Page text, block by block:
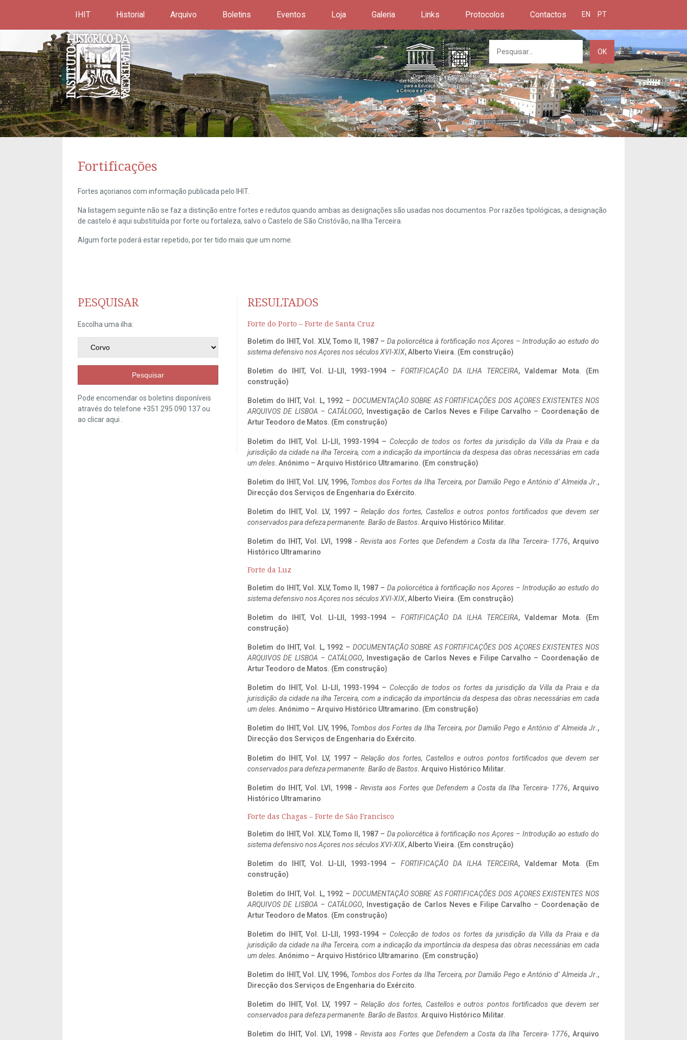
IHIT Historial Arquivo Boletins Eventos Loja Galeria Links Protocolos Contactos EN PT
OK
Fortificações
Fortes açorianos com informação publicada pelo IHIT.
Na listagem seguinte não se faz a distinção entre fortes e redutos quando ambas as designações são usadas nos documentos. Por razões tipológicas, a designação
de castelo é aqui substituída por forte ou fortaleza, salvo o Castelo de São Cristóvão, na Ilha Terceira.
Algum forte poderá estar repetido, por ter tido mais que um nome.
PESQUISAR
Escolha uma ilha:
Pesquisar
Pode encomendar os boletins disponíveis
através do telefone +351 295 090 137 ou
ao clicaraqui
RESULTADOS
Forte do Porto – Forte de Santa Cruz
Boletim do IHIT, Vol. XLV, Tomo II, 1987 – Da poliorcética à fortificação nos Açores – Introdução ao estudo do
sistema defensivo nos Açores nos séculos XVI-XIX, Alberto Vieira. (Em construção)
Boletim do IHIT, Vol. LI-LII, 1993-1994 – FORTIFICAÇÃO DA ILHA TERCEIRA, Valdemar Mota. (Em
construção)
Boletim do IHIT, Vol. L, 1992 – DOCUMENTAÇÃO SOBRE AS FORTIFICAÇÕES DOS AÇORES EXISTENTES NOS
ARQUIVOS DE LISBOA – CATÁLOGO, Investigação de Carlos Neves e Filipe Carvalho – Coordenação de
Artur Teodoro de Matos. (Em construção)
Boletim do IHIT, Vol. LI-LII, 1993-1994 – Colecção de todos os fortes da jurisdição da Villa da Praia e da
jurisdição da cidade na ilha Terceira, com a indicação da importância da despesa das obras necessárias em cada
um deles. Anónimo – Arquivo Histórico Ultramarino. (Em construção)
Boletim do IHIT, Vol. LIV, 1996, Tombos dos Fortes da Ilha Terceira, por Damião Pego e António d’ Almeida Jr.,
Direcção dos Serviços de Engenharia do Exército.
Boletim do IHIT, Vol. LV, 1997 – Relação dos fortes, Castellos e outros pontos fortificados que devem ser
conservados para defeza permanente. Barão de Bastos. Arquivo Histórico Militar.
Boletim do IHIT, Vol. LVI, 1998 - Revista aos Fortes que Defendem a Costa da Ilha Terceira- 1776, Arquivo
Histórico Ultramarino
Forte da Luz
Boletim do IHIT, Vol. XLV, Tomo II, 1987 – Da poliorcética à fortificação nos Açores – Introdução ao estudo do
sistema defensivo nos Açores nos séculos XVI-XIX, Alberto Vieira. (Em construção)
Boletim do IHIT, Vol. LI-LII, 1993-1994 – FORTIFICAÇÃO DA ILHA TERCEIRA, Valdemar Mota. (Em
construção)
Boletim do IHIT, Vol. L, 1992 – DOCUMENTAÇÃO SOBRE AS FORTIFICAÇÕES DOS AÇORES EXISTENTES NOS
ARQUIVOS DE LISBOA – CATÁLOGO, Investigação de Carlos Neves e Filipe Carvalho – Coordenação de
Artur Teodoro de Matos. (Em construção)
Boletim do IHIT, Vol. LI-LII, 1993-1994 – Colecção de todos os fortes da jurisdição da Villa da Praia e da
jurisdição da cidade na ilha Terceira, com a indicação da importância da despesa das obras necessárias em cada
um deles. Anónimo – Arquivo Histórico Ultramarino. (Em construção)
Boletim do IHIT, Vol. LIV, 1996, Tombos dos Fortes da Ilha Terceira, por Damião Pego e António d’ Almeida Jr.,
Direcção dos Serviços de Engenharia do Exército.
Boletim do IHIT, Vol. LV, 1997 – Relação dos fortes, Castellos e outros pontos fortificados que devem ser
conservados para defeza permanente. Barão de Bastos. Arquivo Histórico Militar.
Boletim do IHIT, Vol. LVI, 1998 - Revista aos Fortes que Defendem a Costa da Ilha Terceira- 1776, Arquivo
Histórico Ultramarino
Forte das Chagas – Forte de São Francisco
Boletim do IHIT, Vol. XLV, Tomo II, 1987 – Da poliorcética à fortificação nos Açores – Introdução ao estudo do
sistema defensivo nos Açores nos séculos XVI-XIX, Alberto Vieira. (Em construção)
Boletim do IHIT, Vol. LI-LII, 1993-1994 – FORTIFICAÇÃO DA ILHA TERCEIRA, Valdemar Mota. (Em
construção)
Boletim do IHIT, Vol. L, 1992 – DOCUMENTAÇÃO SOBRE AS FORTIFICAÇÕES DOS AÇORES EXISTENTES NOS
ARQUIVOS DE LISBOA – CATÁLOGO, Investigação de Carlos Neves e Filipe Carvalho – Coordenação de
Artur Teodoro de Matos. (Em construção)
Boletim do IHIT, Vol. LI-LII, 1993-1994 – Colecção de todos os fortes da jurisdição da Villa da Praia e da
jurisdição da cidade na ilha Terceira, com a indicação da importância da despesa das obras necessárias em cada
um deles. Anónimo – Arquivo Histórico Ultramarino. (Em construção)
Boletim do IHIT, Vol. LIV, 1996, Tombos dos Fortes da Ilha Terceira, por Damião Pego e António d’ Almeida Jr.,
Direcção dos Serviços de Engenharia do Exército.
Boletim do IHIT, Vol. LV, 1997 – Relação dos fortes, Castellos e outros pontos fortificados que devem ser
conservados para defeza permanente. Barão de Bastos. Arquivo Histórico Militar.
Boletim do IHIT, Vol. LVI, 1998 - Revista aos Fortes que Defendem a Costa da Ilha Terceira- 1776, Arquivo